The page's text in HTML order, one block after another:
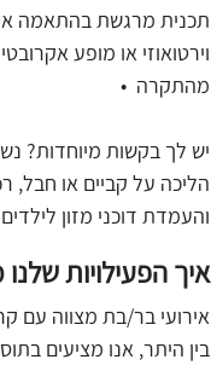
תכנית מרגשת בהתאמה
וירטואוזי או מופע
מהתקרה •
יש לך בקשות מיוחדות?
הליכה על קביים או חבל,
והעמדת דוכני מזון
איך הפעילויות
אירועי בר/בת מצווה עם
בין היתר, אנו מציעים